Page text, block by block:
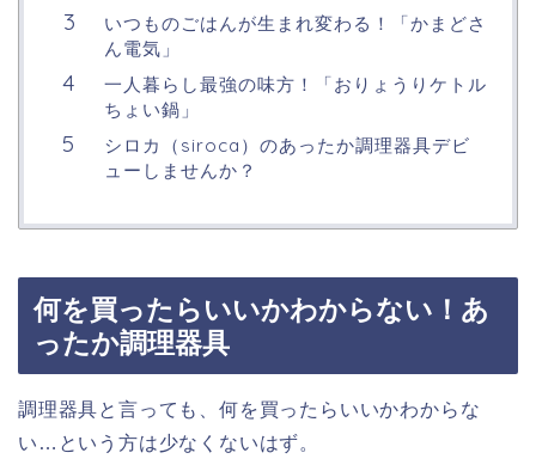
いつものごはんが生まれ変わる！「かまどさ
ん電気」
一人暮らし最強の味方！「おりょうりケトル
ちょい鍋」
シロカ（siroca）のあったか調理器具デビ
ューしませんか？
何を買ったらいいかわからない！あ
ったか調理器具
調理器具と言っても、何を買ったらいいかわからな
い…という方は少なくないはず。